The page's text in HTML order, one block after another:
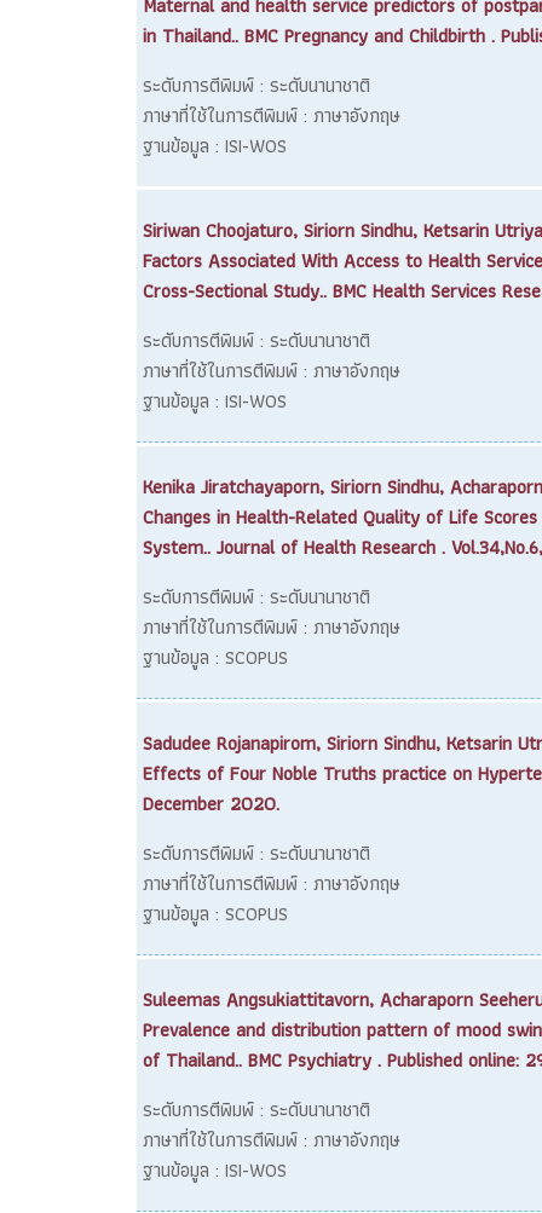
in Thailand.. BMC Pregnancy and Childbirth .
ระดับการตีพิมพ์ : ระดับนานาชาติ
ภาษาที่ใช้ในการตีพิมพ์ : ภาษาอังกฤษ
ฐานข้อมูล : ISI-WOS
Siriwan Choojaturo, Siriorn Sindhu, Ketsarin
Factors Associated With Access to Health
Cross-Sectional Study.. BMC Health Services
ระดับการตีพิมพ์ : ระดับนานาชาติ
ภาษาที่ใช้ในการตีพิมพ์ : ภาษาอังกฤษ
ฐานข้อมูล : ISI-WOS
Kenika Jiratchayaporn, Siriorn Sindhu,
Changes in Health-Related Quality of Life
System.. Journal of Health Research .
ระดับการตีพิมพ์ : ระดับนานาชาติ
ภาษาที่ใช้ในการตีพิมพ์ : ภาษาอังกฤษ
ฐานข้อมูล : SCOPUS
Sadudee Rojanapirom, Siriorn Sindhu, Ketsarin
Effects of Four Noble Truths practice on
December 2020.
ระดับการตีพิมพ์ : ระดับนานาชาติ
ภาษาที่ใช้ในการตีพิมพ์ : ภาษาอังกฤษ
ฐานข้อมูล : SCOPUS
Suleemas Angsukiattitavorn, Acharaporn
Prevalence and distribution pattern of mood
of Thailand.. BMC Psychiatry . Published online:
ระดับการตีพิมพ์ : ระดับนานาชาติ
ภาษาที่ใช้ในการตีพิมพ์ : ภาษาอังกฤษ
ฐานข้อมูล : ISI-WOS